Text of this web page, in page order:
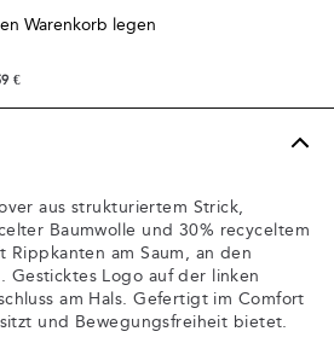
Warenkorb legen
€
aus strukturiertem Strick,
Baumwolle und 30% recyceltem
Rippkanten am Saum, an den
Gesticktes Logo auf der linken
am Hals. Gefertigt im Comfort
und Bewegungsfreiheit bietet.